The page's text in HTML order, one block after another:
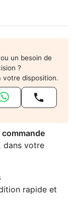
un besoin de
?
votre disposition.

dans votre
rapide et